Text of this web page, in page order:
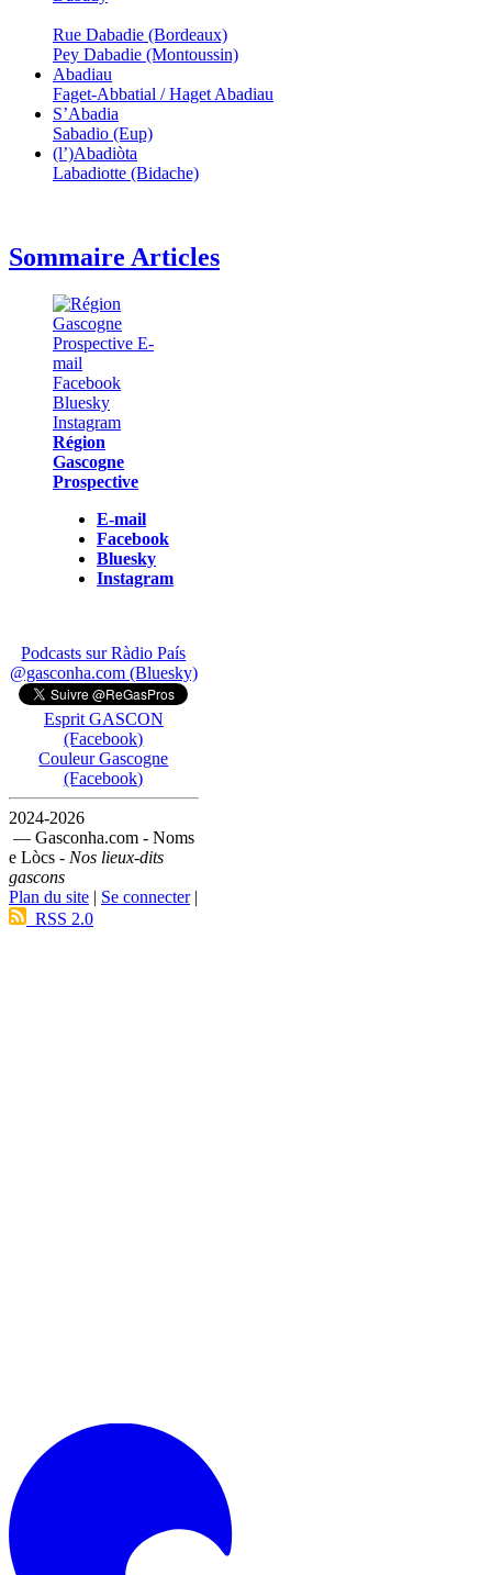
Rue Dabadie (Bordeaux)
Pey Dabadie (Montoussin)
Abadiau
Faget-Abbatial / Haget Abadiau
S’Abadia
Sabadio (Eup)
(l’)Abadiòta
Labadiotte (Bidache)
Sommaire Articles
Région
Gascogne
Prospective
E-mail
Facebook
Bluesky
Instagram
Podcasts sur Ràdio País
@gasconha.com (Bluesky)
Esprit GASCON
(Facebook)
Couleur Gascogne
(Facebook)
2024-2026
— Gasconha.com - Noms
e Lòcs - Nos lieux-dits
gascons
Plan du site | Se connecter|
RSS 2.0